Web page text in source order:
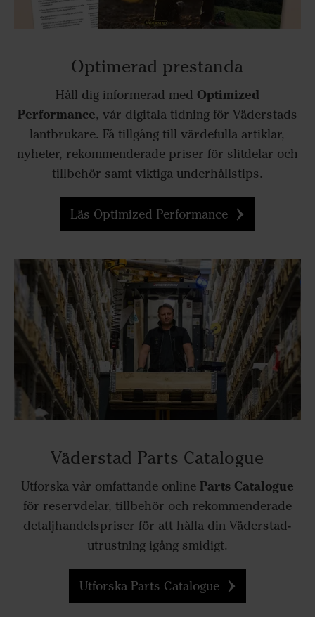
Optimerad prestanda
Håll dig informerad med Optimized
Performance, vår digitala tidning för Väderstads
lantbrukare. Få tillgång till värdefulla artiklar,
nyheter, rekommenderade priser för slitdelar och
tillbehör samt viktiga underhållstips.
Läs Optimized Performance
Väderstad Parts Catalogue
Utforska vår omfattande online Parts Catalogue
för reservdelar, tillbehör och rekommenderade
detaljhandelspriser för att hålla din Väderstad-
utrustning igång smidigt.
Utforska Parts Catalogue